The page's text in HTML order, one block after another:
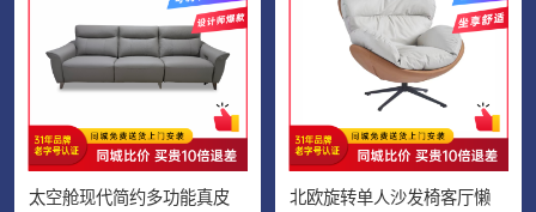
太空舱现代简约多功能真皮
北欧旋转单人沙发椅客厅懒